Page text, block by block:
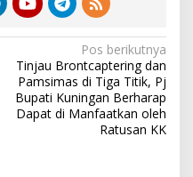
Pos berikutnya
Tinjau Brontcaptering dan
Pamsimas di Tiga Titik, Pj
Bupati Kuningan Berharap
Dapat di Manfaatkan oleh
Ratusan KK